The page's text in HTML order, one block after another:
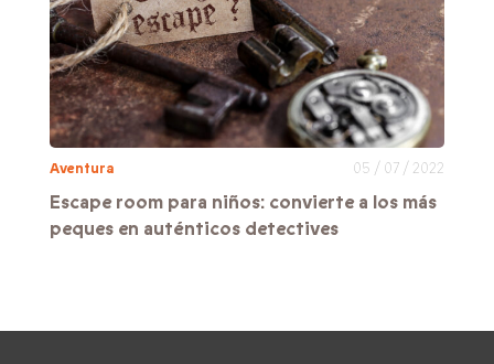
Aventura 05 / 07 / 2022
Escape room para niños: convierte a los más
peques en auténticos detectives